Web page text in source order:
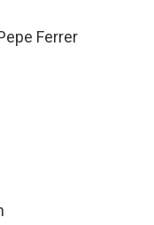
Ferrer